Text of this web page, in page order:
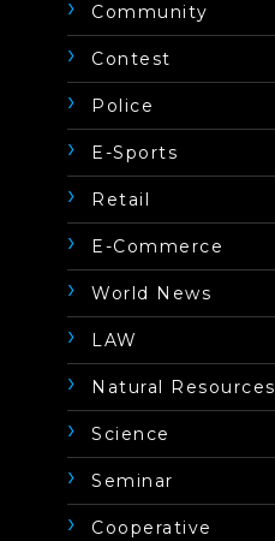
Community
Contest
Police
E-Sports
Retail
E-Commerce
World News
LAW
Natural Resources
Science
Seminar
Cooperative